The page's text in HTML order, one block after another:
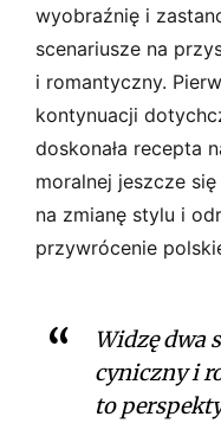
wyobraźnię i
scenariusze na
i romantyczny.
kontynuacji
doskonała recepta
moralnej jeszcze się
na zmianę stylu i
przywrócenie
Widzę dwa
cyniczny i
to